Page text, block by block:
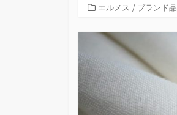
カ
ゴ
エルメス / ブランド品